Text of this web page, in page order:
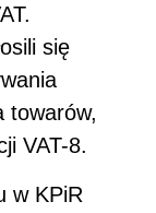
się
towarów,
VAT-8.
w KPiR